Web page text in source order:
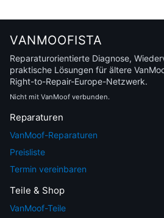
VANMOOFISTA
Reparaturorientierte Diagnose,
praktische Lösungen für ältere
Right-to-Repair-Europe-Netzwerk.
Nicht mit VanMoof verbunden.
Reparaturen
VanMoof-Reparaturen
Preisliste
Termin vereinbaren
Teile & Shop
VanMoof-Teile